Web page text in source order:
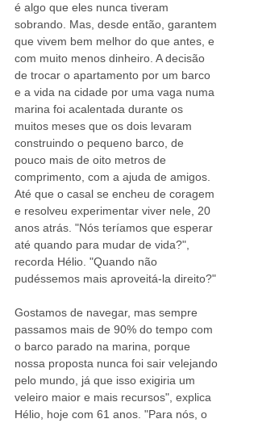
é algo que eles nunca tiveram
sobrando. Mas, desde então, garantem
que vivem bem melhor do que antes, e
com muito menos dinheiro. A decisão
de trocar o apartamento por um barco
e a vida na cidade por uma vaga numa
marina foi acalentada durante os
muitos meses que os dois levaram
construindo o pequeno barco, de
pouco mais de oito metros de
comprimento, com a ajuda de amigos.
Até que o casal se encheu de coragem
e resolveu experimentar viver nele, 20
anos atrás. "Nós teríamos que esperar
até quando para mudar de vida?",
recorda Hélio. "Quando não
pudéssemos mais aproveitá-la direito?"
Gostamos de navegar, mas sempre
passamos mais de 90% do tempo com
o barco parado na marina, porque
nossa proposta nunca foi sair velejando
pelo mundo, já que isso exigiria um
veleiro maior e mais recursos", explica
Hélio, hoje com 61 anos. "Para nós, o